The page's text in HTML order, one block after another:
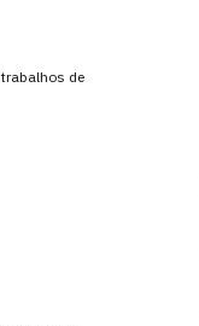
de